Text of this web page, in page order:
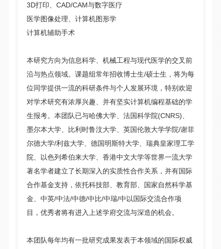
3D打印、CAD/CAM与数字医疗
医学图像处理、计算机图形学
计算机辅助手术
本研究方向为信息科学、机械工程与现代医学的交叉前
沿与热点领域。课题组常年招收博士生/硕士生，将为每
位同学提供一流的科研条件与个人发展环境，特别欢迎
对学术研究有浓厚兴趣、并有坚实计算机编程基础的学
生报考。本团队已与哈佛大学、法国科学院(CNRS)、
墨尔本大学、比利时鲁汶大学、英国伦敦大学学院/谢菲
尔德大学/利兹大学、德国明斯特大学、瑞典皇家理工学
院、以色列希伯来大学、香港中文大学等世界一流大学
著名学者建立了长期深入的实质性合作关系，并有国际
合作基金支持，依托科技部、教育部、国家自然科学基
金、中英/中法/中德/中比/中瑞/中以国际交流合作项
目，优秀者将有进入上述学府交流与深造的机会。
本团队每年均有一批研究成果发表于本领域的国际权威